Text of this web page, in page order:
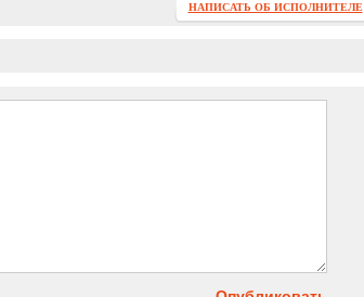
НАПИСАТЬ ОБ ИСПОЛНИТЕЛЕ